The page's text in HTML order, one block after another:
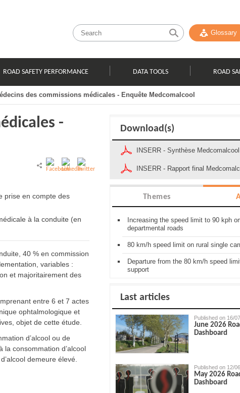
Glossary
ROAD SAFETY PERFORMANCE DATA TOOLS ROAD
des commissions médicales - Enquête Medcomalcool
-
prise en compte des
à la conduite (en
40 % en commission
variables :
et majoritairement des
entre 6 et 7 actes
ophtalmologique et
objet de cette étude.
d’alcool ou de
la consommation d’alcool
demeure élevé.
Download(s)
INSERR - Synthèse Medcomalcool
INSERR - Rapport final
Themes
Increasing the speed limit to 90 kph
departmental roads
80 km/h speed limit on rural single
Departure from the 80 km/h speed
support
Last articles
Published on 16/
June 2026
Dashboard
Published on 12/
May 2026
Dashboard